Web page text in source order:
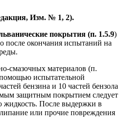
Изм. № 1, 2).
покрытия (п. 1.5.9)
после окончания испытаний на
смазочных материалов (п.
помощью испытательной
бензина и 10 частей бензола
защитным покрытием следует
жидкость. После выдержки в
или прочие повреждения